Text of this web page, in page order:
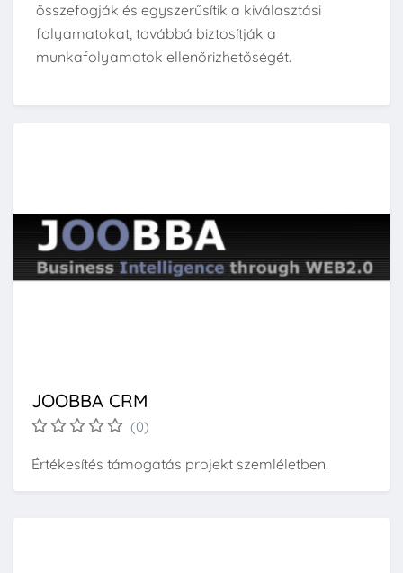
összefogják és egyszerűsítik a kiválasztási
folyamatokat, továbbá biztosítják a
munkafolyamatok ellenőrizhetőségét.
JOOBBA CRM
(0)
Értékesítés támogatás projekt szemléletben.